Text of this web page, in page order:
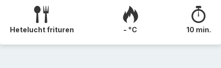
Hetelucht frituren - °C 10 min.